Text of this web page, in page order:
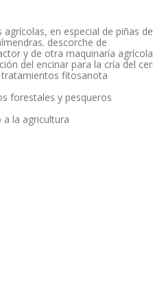
en especial de piñas de
descorche de
y de otra maquinaría
del encinar para la cría del
fitosanota
forestales y pesqueros
a la agricultura